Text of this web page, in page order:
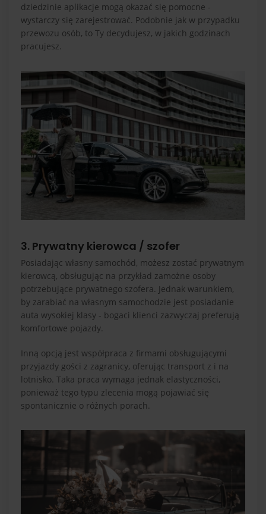
dziedzinie aplikacje mogą okazać się pomocne -
wystarczy się zarejestrować. Podobnie jak w przypadku
przewozu osób, to Ty decydujesz, w jakich godzinach
pracujesz.
3. Prywatny kierowca / szofer
Posiadając własny samochód, możesz zostać prywatnym
kierowcą, obsługując na przykład zamożne osoby
potrzebujące prywatnego szofera. Jednak warunkiem,
by zarabiać na własnym samochodzie jest posiadanie
auta wysokiej klasy - bogaci klienci zazwyczaj preferują
komfortowe pojazdy.
Inną opcją jest współpraca z firmami obsługującymi
przyjazdy gości z zagranicy, oferując transport z i na
lotnisko. Taka praca wymaga jednak elastyczności,
ponieważ tego typu zlecenia mogą pojawiać się
spontanicznie o różnych porach.